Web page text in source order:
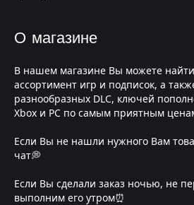
О магазине
В нашем магазине Вы можете
ассортимент игр и подписок, а
разнообразных DLC, ключей
Xbox и PC по самым приятным
Если Вы не нашли нужного Вам
чат💭
Если Вы сделали заказ ночью, не
выполним его утром⏰